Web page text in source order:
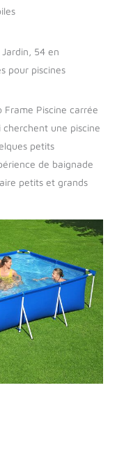
54 en
pour piscines
Frame Piscine carrée
une piscine
petits
de baignade
petits et grands